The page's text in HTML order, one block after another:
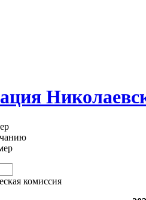
комиссия